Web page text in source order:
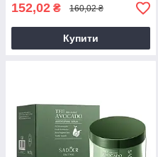
152,02 ₴ 160,02 ₴
Купити